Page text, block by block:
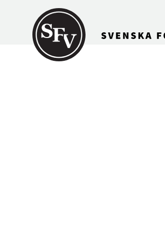
Gå till innehållet